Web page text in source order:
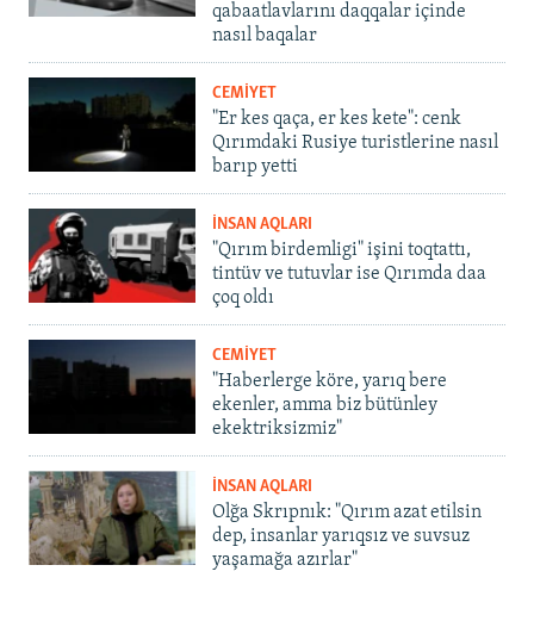
qabaatlavlarını daqqalar içinde
nasıl baqalar
CEMİYET
"Er kes qaça, er kes kete": cenk
Qırımdaki Rusiye turistlerine nasıl
barıp yetti
İNSAN AQLARI
"Qırım birdemligi" işini toqtattı,
tintüv ve tutuvlar ise Qırımda daa
çoq oldı
CEMİYET
"Haberlerge köre, yarıq bere
ekenler, amma biz bütünley
ekektriksizmiz"
İNSAN AQLARI
Olğa Skrıpnık: "Qırım azat etilsin
dep, insanlar yarıqsız ve suvsuz
yaşamağa azırlar"